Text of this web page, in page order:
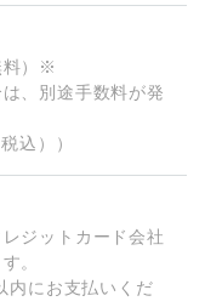
料）※
、別途手数料が発
込））
ジットカード会社
。
内にお支払いくだ